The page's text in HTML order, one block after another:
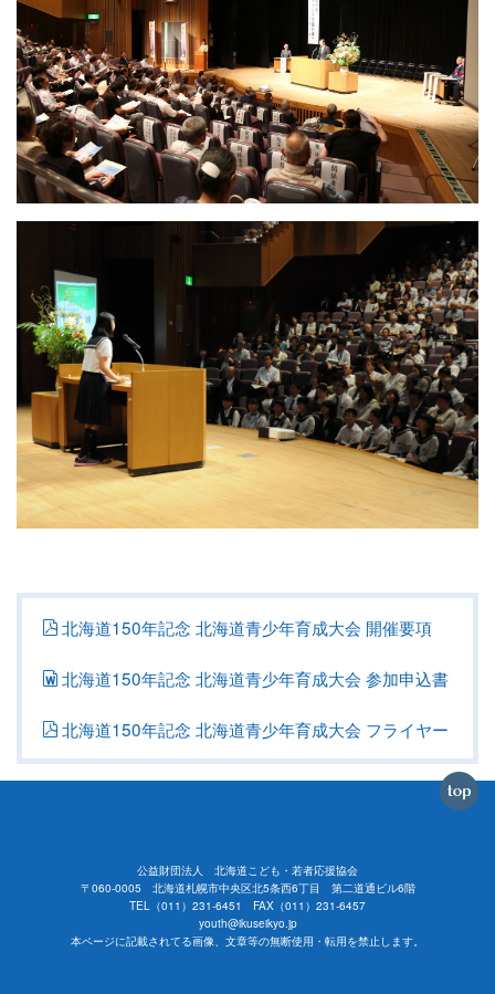
北海道150年記念 北海道青少年育成大会 開催要項
北海道150年記念 北海道青少年育成大会 参加申込書
北海道150年記念 北海道青少年育成大会 フライヤー
公益財団法人 北海道こども・若者応援協会
〒060-0005 北海道札幌市中央区北5条西6丁目 第二道通ビル6階
TEL（011）231-6451 FAX（011）231-6457
youth@ikuseikyo.jp
本ページに記載されてる画像、文章等の無断使用・転用を禁止します。